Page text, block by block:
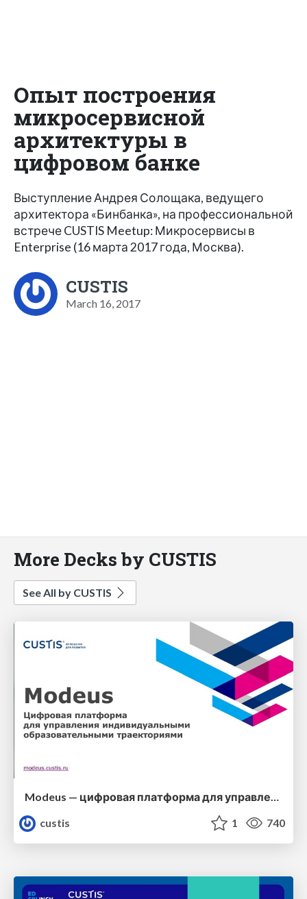
Опыт построения
микросервисной
архитектуры в
цифровом банке
Выступление Андрея Солощака, ведущего
архитектора «Бинбанка», на профессиональной
встрече CUSTIS Meetup: Микросервисы в
Enterprise (16 марта 2017 года, Москва).
CUSTIS
March 16, 2017
More Decks by CUSTIS
See All by CUSTIS
Modeus — цифровая платформа для управления индивидуальными образовательными траекториями
custis
1 740